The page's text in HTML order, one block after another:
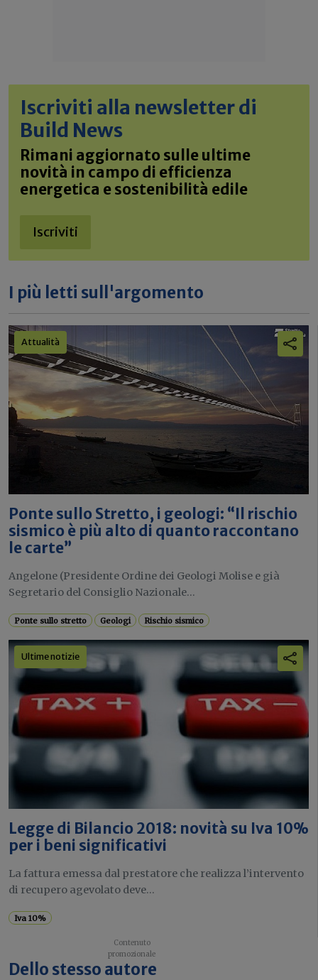
Iscriviti alla newsletter di
Build News
Rimani aggiornato sulle ultime
novità in campo di efficienza
energetica e sostenibilità edile
Iscriviti
I più letti sull'argomento
Attualità
Ponte sullo Stretto, i geologi: “Il rischio
sismico è più alto di quanto raccontano
le carte”
Angelone (Presidente Ordine dei Geologi Molise e già
Segretario del Consiglio Nazionale...
Ponte sullo stretto Geologi Rischio sismico
Ultime notizie
Legge di Bilancio 2018: novità su Iva 10%
per i beni significativi
La fattura emessa dal prestatore che realizza l’intervento
di recupero agevolato deve...
Iva 10%
Dello stesso autore